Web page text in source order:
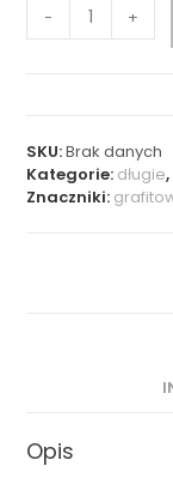
- +
SKU:Brak danych
Kategorie: długie,
Znaczniki:
Opis